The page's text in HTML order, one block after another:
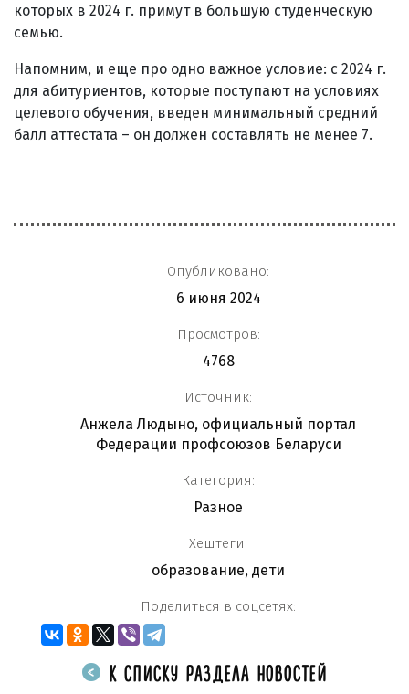
которых в 2024 г. примут в большую студенческую
семью.
Напомним, и еще про одно важное условие: с 2024 г.
для абитуриентов, которые поступают на условиях
целевого обучения, введен минимальный средний
балл аттестата – он должен составлять не менее 7.
Опубликовано:
6 июня 2024
Просмотров:
4768
Источник:
Анжела Людыно, официальный портал
Федерации профсоюзов Беларуси
Категория:
Разное
Хештеги:
образование, дети
Поделиться в соцсетях:
К СПИСКУ РАЗДЕЛА НОВОСТЕЙ